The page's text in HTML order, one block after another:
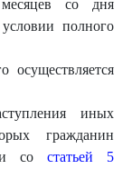
со дня
полного
осуществляется
иных
гражданин
со статьей 5